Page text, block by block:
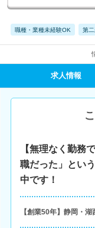
職種・業種未経験OK 第
求人情報
【無理なく勤務
職だった」とい
中です！
【創業50年】静岡・